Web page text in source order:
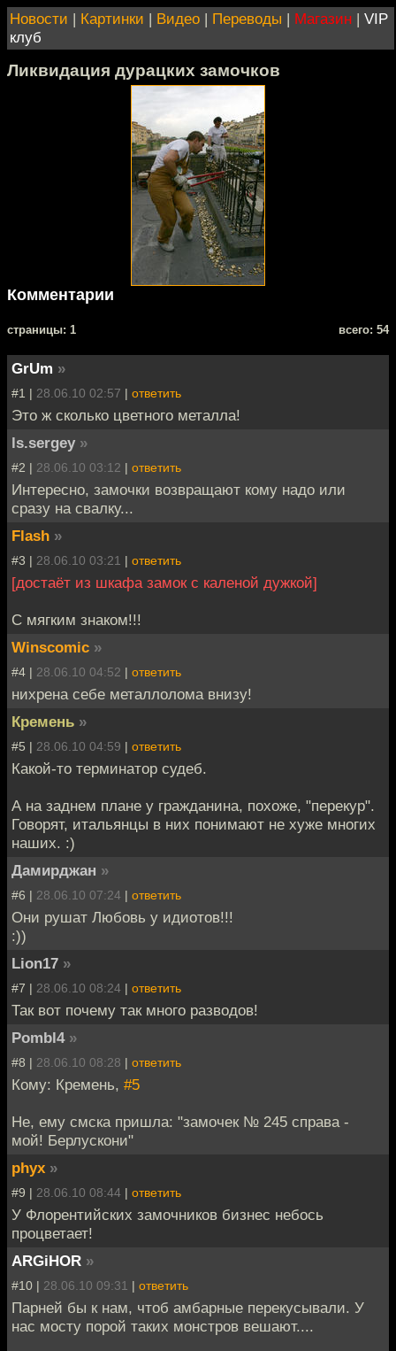
Новости | Картинки | Видео | Переводы | Магазин | VIP
клуб
Ликвидация дурацких замочков
Комментарии
cтраницы: 1 всего: 54
GrUm »
#1 | 28.06.10 02:57 | ответить
Это ж сколько цветного металла!
ls.sergey »
#2 | 28.06.10 03:12 | ответить
Интересно, замочки возвращают кому надо или
сразу на свалку...
Flash »
#3 | 28.06.10 03:21 | ответить
[достаёт из шкафа замок с каленой дужкой]
С мягким знаком!!!
Winscomic »
#4 | 28.06.10 04:52 | ответить
нихрена себе металлолома внизу!
Кремень »
#5 | 28.06.10 04:59 | ответить
Какой-то терминатор судеб.
А на заднем плане у гражданина, похоже, "перекур".
Говорят, итальянцы в них понимают не хуже многих
наших. :)
Дамирджан »
#6 | 28.06.10 07:24 | ответить
Они рушат Любовь у идиотов!!!
:))
Lion17 »
#7 | 28.06.10 08:24 | ответить
Так вот почему так много разводов!
Pombl4 »
#8 | 28.06.10 08:28 | ответить
Кому: Кремень, #5
Не, ему смска пришла: "замочек № 245 справа -
мой! Берлускони"
phyx »
#9 | 28.06.10 08:44 | ответить
У Флорентийских замочников бизнес небось
процветает!
ARGiHOR »
#10 | 28.06.10 09:31 | ответить
Парней бы к нам, чтоб амбарные перекусывали. У
нас мосту порой таких монстров вешают....